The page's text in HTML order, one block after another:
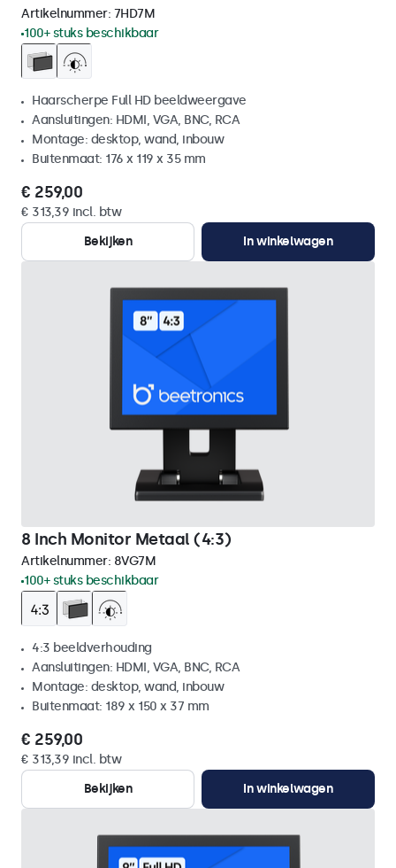
Artikelnummer: 7HD7M
100+ stuks beschikbaar
Haarscherpe Full HD beeldweergave
Aansluitingen: HDMI, VGA, BNC, RCA
Montage: desktop, wand, inbouw
Buitenmaat: 176 x 119 x 35 mm
€ 259,00
€ 313,39 incl. btw
Bekijken
In winkelwagen
8 Inch Monitor Metaal (4:3)
Artikelnummer: 8VG7M
100+ stuks beschikbaar
4:3 beeldverhouding
Aansluitingen: HDMI, VGA, BNC, RCA
Montage: desktop, wand, inbouw
Buitenmaat: 189 x 150 x 37 mm
€ 259,00
€ 313,39 incl. btw
Bekijken
In winkelwagen